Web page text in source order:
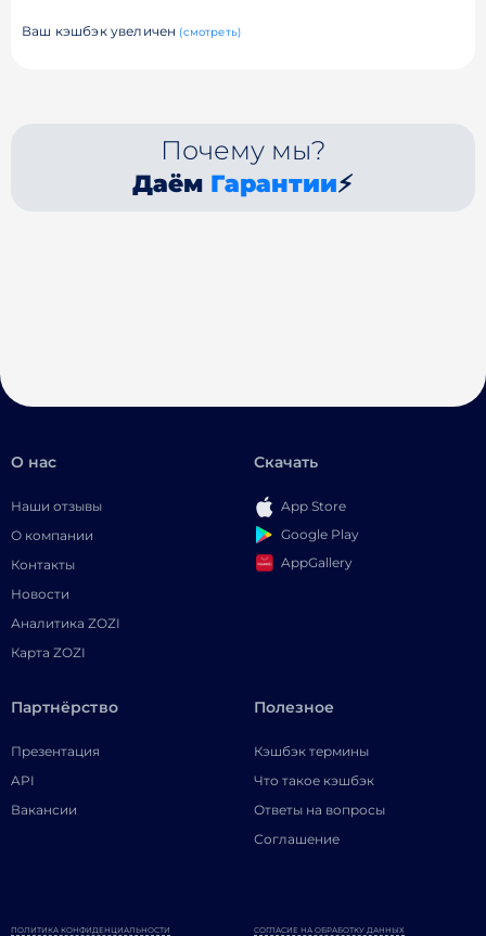
Ваш кэшбэк увеличен (смотреть)
Почему мы?
Даём Гарантии⚡
О нас
Наши отзывы
О компании
Контакты
Новости
Аналитика ZOZI
Карта ZOZI
Скачать
App Store
Google Play
AppGallery
Партнёрство
Презентация
API
Вакансии
Полезное
Кэшбэк термины
Что такое кэшбэк
Ответы на вопросы
Соглашение
ПОЛИТИКА КОНФИДЕНЦИАЛЬНОСТИ СОГЛАСИЕ НА ОБРАБОТКУ ДАННЫХ